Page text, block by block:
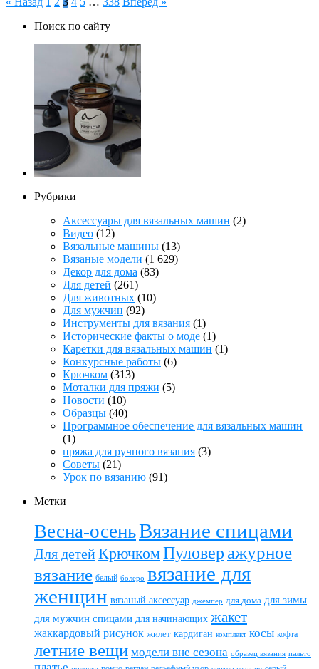
Пагинация
записей
Поиск по сайту
Рубрики
Аксессуары для вязальных машин (2)
Видео (12)
Вязальные машины (13)
Вязаные модели (1 629)
Декор для дома (83)
Для детей (261)
Для животных (10)
Для мужчин (92)
Инструменты для вязания (1)
Исторические факты о моде (1)
Каретки для вязальных машин (1)
Конкурсные работы (6)
Крючком (313)
Моталки для пряжи (5)
Новости (10)
Образцы (40)
Программное обеспечение для вязальных машин
(1)
пряжа для ручного вязания (3)
Советы (21)
Урок по вязанию (91)
Метки
Весна-осеньВязание спицами
Для детейКрючкомПуловер ажурное
вязание белый болеро вязание для
женщин вязаный аксессуар джемпер для дома для зимы
для мужчин спицами для начинающих жакет
жаккардовый рисунок жилет кардиган комплект косы кофта
летние вещи модели вне сезона образец вязания пальто